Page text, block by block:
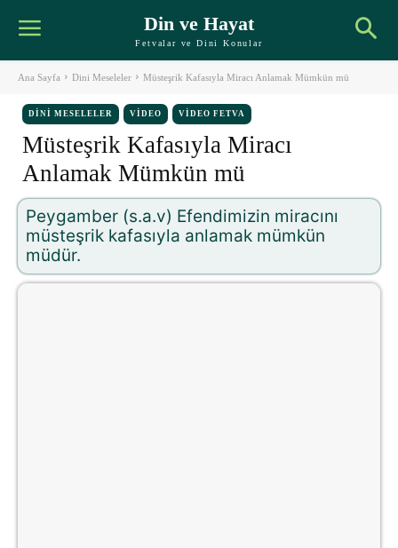
Din ve Hayat
Fetvalar ve Dini Konular
Ana Sayfa Dini Meseleler Müsteşrik Kafasıyla Miracı Anlamak Mümkün mü
DINI MESELELER VIDEO VIDEO FETVA
Müsteşrik Kafasıyla Miracı
Anlamak Mümkün mü
Peygamber (s.a.v) Efendimizin miracını
müsteşrik kafasıyla anlamak mümkün
müdür.